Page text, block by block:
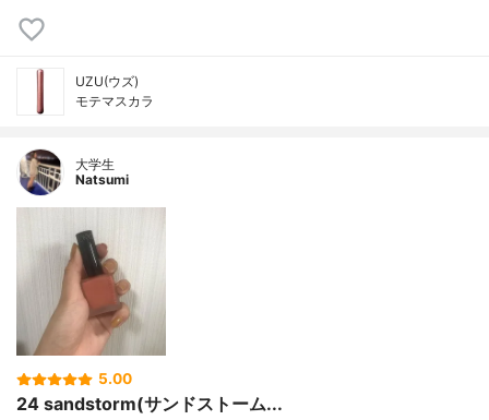
UZU(ウズ)
モテマスカラ
大学生
Natsumi
5.00
24 sandstorm(サンドストーム...